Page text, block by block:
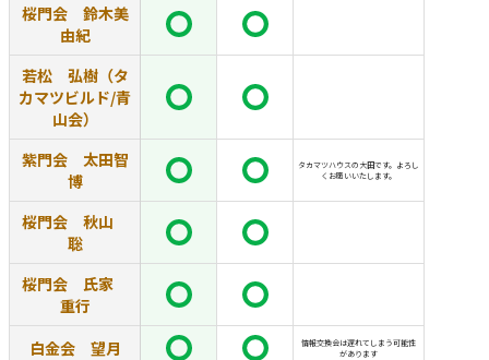
桜門会 鈴木美
由紀
若松 弘樹（タ
カマツビルド/青
山会）
紫門会 太田智
博
タカマツハウスの大田です。よろし
くお願いいたします。
桜門会 秋山
聡
桜門会 氏家
重行
白金会 望月
情報交換会は遅れてしまう可能性
があります